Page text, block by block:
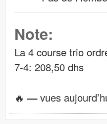
Note:
La 4 course trio
7-4: 208,50 dhs
🔥—vues